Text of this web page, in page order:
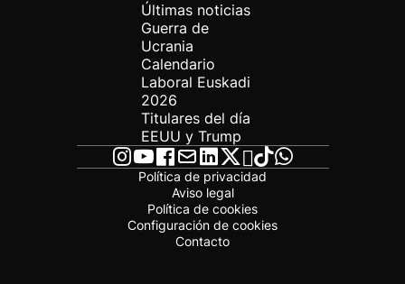
Últimas noticias
Guerra de
Ucrania
Calendario
Laboral Euskadi
2026
Titulares del día
EEUU y Trump
Política de privacidad
Aviso legal
Política de cookies
Configuración de cookies
Contacto